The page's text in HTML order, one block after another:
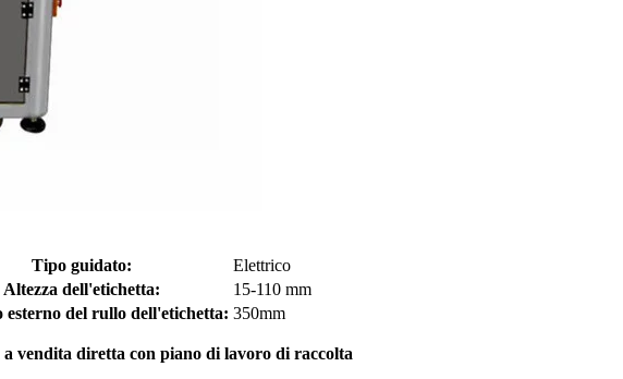
Tipo guidato:
Elettrico
Altezza dell'etichetta:
15-110 mm
esterno del rullo dell'etichetta: 350mm
vendita diretta con piano di lavoro di raccolta